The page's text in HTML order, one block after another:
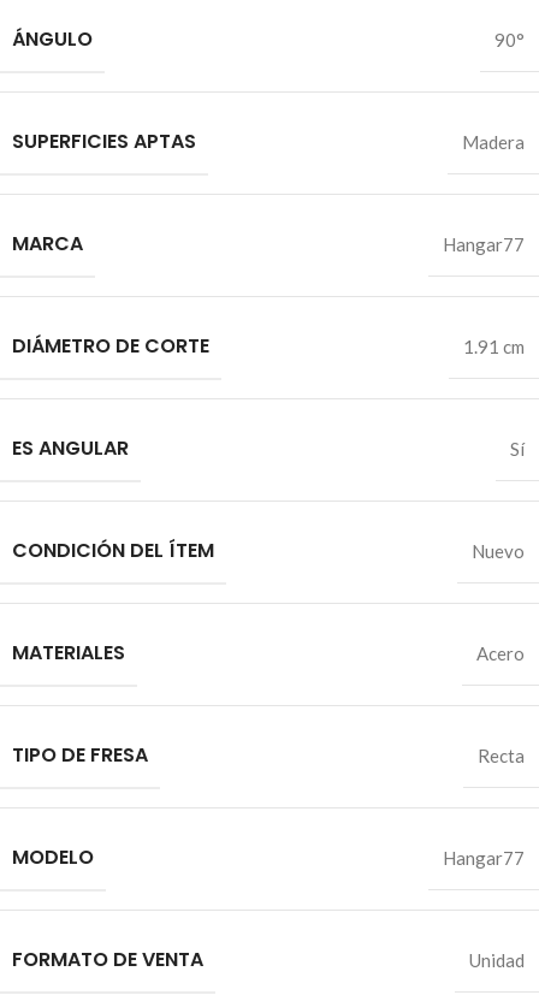
ÁNGULO 90°
SUPERFICIES APTAS Madera
MARCA Hangar77
DIÁMETRO DE CORTE 1.91 cm
ES ANGULAR Sí
CONDICIÓN DEL ÍTEM Nuevo
MATERIALES Acero
TIPO DE FRESA Recta
MODELO Hangar77
FORMATO DE VENTA Unidad